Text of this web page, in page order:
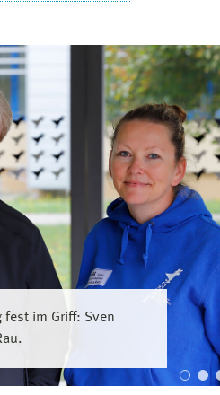
fest im Griff: Sven